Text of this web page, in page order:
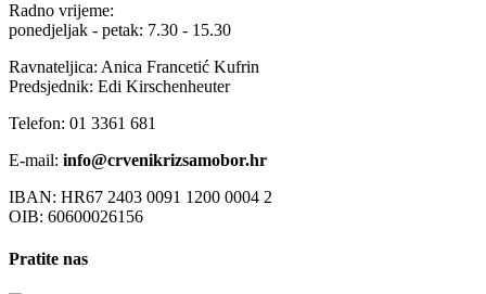
Radno vrijeme:
ponedjeljak - petak: 7.30 - 15.30
Ravnateljica: Anica Francetić Kufrin
Predsjednik: Edi Kirschenheuter
Telefon: 01 3361 681
E-mail: info@crvenikrizsamobor.hr
IBAN: HR67 2403 0091 1200 0004 2
OIB: 60600026156
Pratite nas